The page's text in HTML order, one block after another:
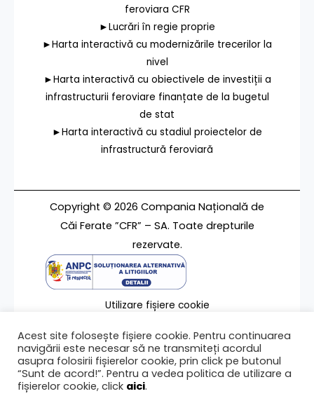
feroviara CFR
►Lucrări în regie proprie
►Harta interactivă cu modernizările trecerilor la
nivel
►Harta interactivă cu obiectivele de investiții a
infrastructurii feroviare finanțate de la bugetul
de stat
►Harta interactivă cu stadiul proiectelor de
infrastructură feroviară
Copyright © 2026 Compania Națională de
Căi Ferate ”CFR” – SA. Toate drepturile
rezervate.
Utilizare fișiere cookie
Contact
Ultima modificare a paginii 13/02/2024
Acest site folosește fișiere cookie. Pentru continuarea
navigării este necesar să ne transmiteți acordul
asupra folosirii fișierelor cookie, prin click pe butonul
“Sunt de acord!”. Pentru a vedea politica de utilizare a
fișierelor cookie, click aici.